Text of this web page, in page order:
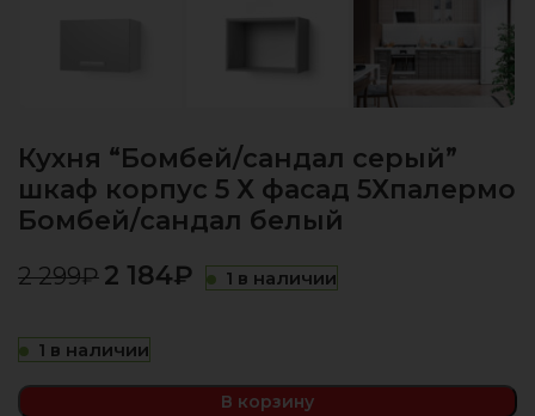
Кухня “Бомбей/сандал серый”
шкаф корпус 5 Х фасад 5Хпалермо
Бомбей/сандал белый
2 299₽ 2 184₽ 1 в наличии
1 в наличии
В корзину